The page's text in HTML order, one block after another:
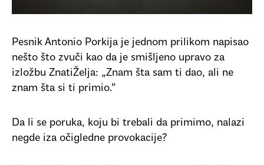
Pesnik Antonio Porkija je jednom prilikom napisao
nešto što zvuči kao da je smišljeno upravo za
izložbu ZnatiŽelja: „Znam šta sam ti dao, ali ne
znam šta si ti primio.“
Da li se poruka, koju bi trebali da primimo, nalazi
negde iza očigledne provokacije?